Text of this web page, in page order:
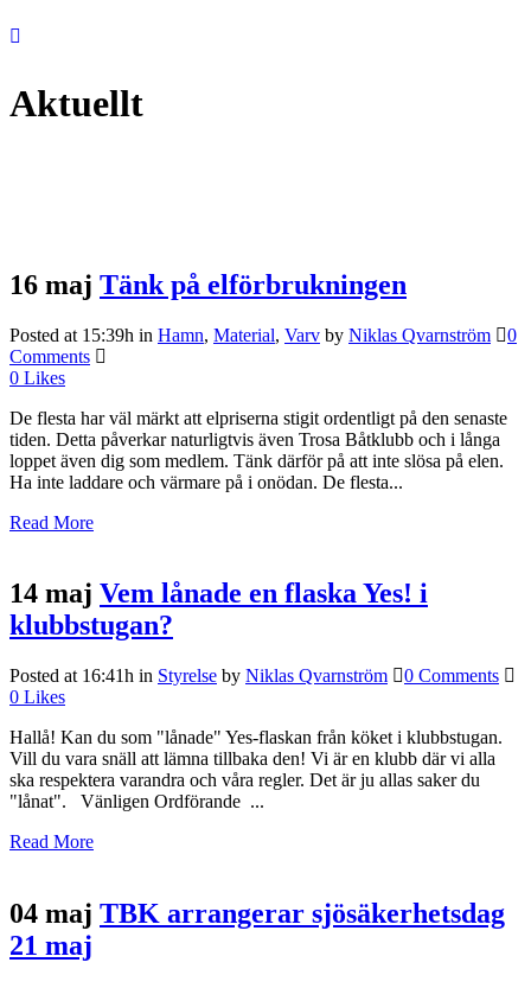
Aktuellt
16 maj Tänk på elförbrukningen
Posted at 15:39h in Hamn, Material, Varv by Niklas Qvarnström
0
Comments
0 Likes
De flesta har väl märkt att elpriserna stigit ordentligt på den senaste
tiden. Detta påverkar naturligtvis även Trosa Båtklubb och i långa
loppet även dig som medlem. Tänk därför på att inte slösa på elen.
Ha inte laddare och värmare på i onödan. De flesta...
Read More
14 maj Vem lånade en flaska Yes! i
klubbstugan?
Posted at 16:41h in Styrelse by Niklas Qvarnström
0 Comments
0 Likes
Hallå! Kan du som "lånade" Yes-flaskan från köket i klubbstugan.
Vill du vara snäll att lämna tillbaka den! Vi är en klubb där vi alla
ska respektera varandra och våra regler. Det är ju allas saker du
"lånat". Vänligen Ordförande ...
Read More
04 maj TBK arrangerar sjösäkerhetsdag
21 maj